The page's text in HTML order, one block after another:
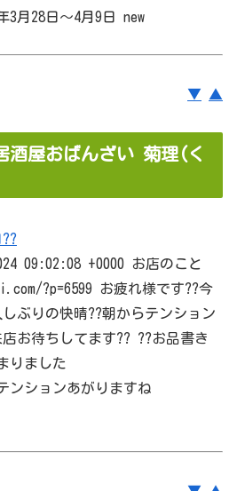
3月28日～4月9日 new
▼ ▲
酒屋おばんざい 菊理(く
09:02:08 +0000 お店のこと
?p=6599 お疲れ様です??今
ぶりの快晴??朝からテンション
お待ちしてます?? ??お品書き
りました
ンションあがりますね